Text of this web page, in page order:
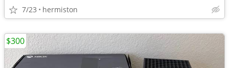
7/23 hermiston
$300